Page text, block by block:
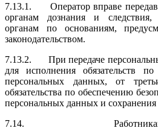
7.13.1. Оператор вправе
органам дознания и
органам по основаниям,
законодательством.
7.13.2. При передаче
для исполнения обязательств
персональных данных, от
обязательства по обеспечению
персональных данных и
7.14. Работникам